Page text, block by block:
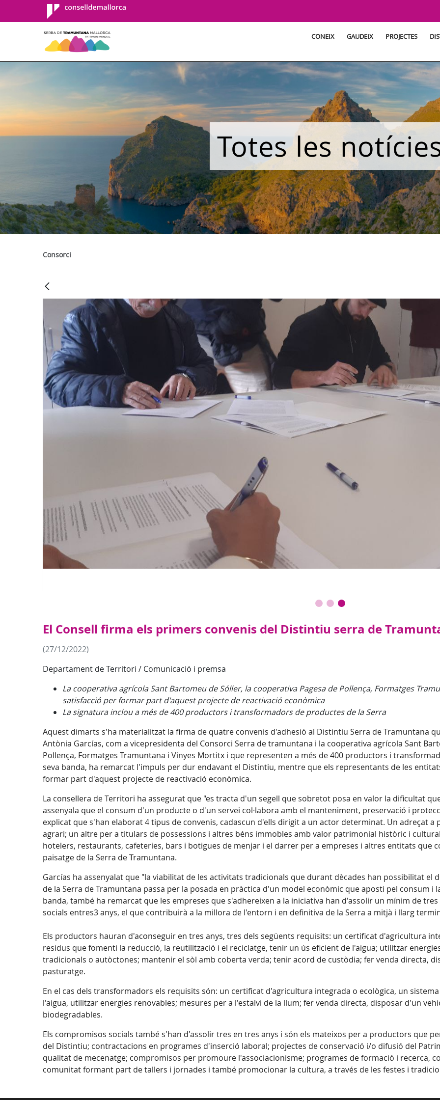
Consell de
Mallorca
CONEIX GAUDEIX PROJECTES
Totes les
Consorci
El Consell firma els primers convenis del Distintiu serra de
(27/12/2022)
Departament de Territori / Comunicació i premsa
La cooperativa agrícola Sant Bartomeu de Sóller, la cooperativa Pagesa de Pollença, Formatges
satisfacció per formar part d'aquest projecte de reactivació econòmica
La signatura inclou a més de 400 productors i transformadors de productes de la Serra
Aquest dimarts s'ha materialitzat la firma de quatre convenis d'adhesió al Distintiu Serra de Tramuntana
Antònia Garcías, com a vicepresidenta del Consorci Serra de tramuntana i la cooperativa agrícola Sant
Pollença, Formatges Tramuntana i Vinyes Mortitx i que representen a més de 400 productors i
seva banda, ha remarcat l'impuls per dur endavant el Distintiu, mentre que els representants de les
formar part d'aquest projecte de reactivació econòmica.
La consellera de Territori ha assegurat que "es tracta d'un segell que sobretot posa en valor la dificultat
assenyala que el consum d'un producte o d'un servei col·labora amb el manteniment, preservació i
explicat que s'han elaborat 4 tipus de convenis, cadascun d'ells dirigit a un actor determinat. Un adreçat
agrari; un altre per a titulars de possessions i altres béns immobles amb valor patrimonial històric i
hotelers, restaurants, cafeteries, bars i botigues de menjar i el darrer per a empreses i altres entitats que
paisatge de la Serra de Tramuntana.
Garcías ha assenyalat que "la viabilitat de les activitats tradicionals que durant dècades han possibilitat el
de la Serra de Tramuntana passa per la posada en pràctica d'un model econòmic que aposti pel consum
banda, també ha remarcat que les empreses que s'adhereixen a la iniciativa han d'assolir un mínim de
socials entres3 anys, el que contribuirà a la millora de l'entorn i en definitiva de la Serra a mitjà i llarg
Els productors hauran d'aconseguir en tres anys, tres dels següents requisits: un certificat d'agricultura
residus que fomenti la reducció, la reutilització i el reciclatge, tenir un ús eficient de l'aigua; utilitzar
tradicionals o autòctones; mantenir el sòl amb coberta verda; tenir acord de custòdia; fer venda directa,
pasturatge.
En el cas dels transformadors els requisits són: un certificat d'agricultura integrada o ecològica, un
l'aigua, utilitzar energies renovables; mesures per a l'estalvi de la llum; fer venda directa, disposar d'un
biodegradables.
Els compromisos socials també s'han d'assolir tres en tres anys i són els mateixos per a productors que
del Distintiu; contractacions en programes d'inserció laboral; projectes de conservació i/o difusió del
qualitat de mecenatge; compromisos per promoure l'associacionisme; programes de formació i recerca,
comunitat formant part de tallers i jornades i també promocionar la cultura, a través de les festes i